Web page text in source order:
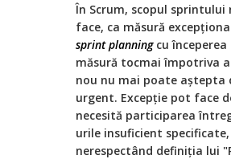
În Scrum, scopul sprintului
face, ca măsură
sprint planningcu începerea
măsură tocmai împotriva
nou nu mai poate aștepta
urgent. Excepție pot face
necesită participarea
urile insuficient
nerespectând definiția lui